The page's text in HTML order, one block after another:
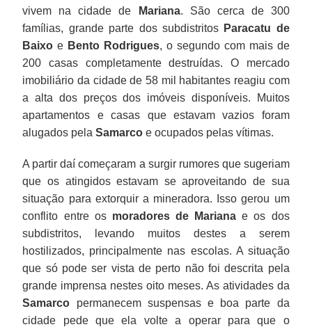
vivem na cidade de
Mariana. São cerca de 300
famílias, grande parte dos subdistritos Paracatu de
Baixo e Bento Rodrigues, o segundo com mais de
200 casas completamente destruídas. O mercado
imobiliário da cidade de 58 mil habitantes reagiu com
a alta dos preços dos imóveis disponíveis. Muitos
apartamentos e casas que estavam vazios foram
alugados pelaSamarco e ocupados pelas vítimas.
A partir daí começaram a surgir rumores que sugeriam
que os atingidos estavam se aproveitando de sua
situação para extorquir a mineradora. Isso gerou um
conflito entre os moradores de Mariana e os dos
subdistritos, levando muitos destes a serem
hostilizados, principalmente nas escolas. A situação
que só pode ser vista de perto não foi descrita pela
grande imprensa nestes oito meses. As atividades da
Samarco permanecem suspensas e boa parte da
cidade pede que ela volte a operar para que o